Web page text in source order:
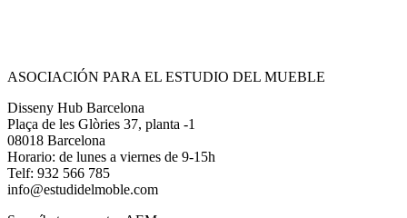
ASOCIACIÓN PARA EL ESTUDIO DEL MUEBLE
Disseny Hub Barcelona
Plaça de les Glòries 37, planta -1
08018 Barcelona
Horario: de lunes a viernes de 9-15h
Telf: 932 566 785
info@estudidelmoble.com